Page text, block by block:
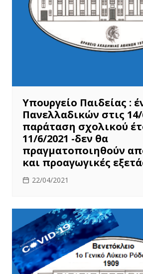
Υπουργείο Παιδείας :
Πανελλαδικών στις 14/
παράταση σχολικού
11/6/2021 -δεν θα
πραγματοποιηθούν
και προαγωγικές
22/04/2021